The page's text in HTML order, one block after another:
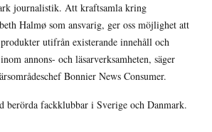
journalistik. Att kraftsamla kring
Halmø som ansvarig, ger oss möjlighet att
utifrån existerande innehåll och
annons- och läsarverksamheten, säger
Bonnier News Consumer.
berörda fackklubbar i Sverige och Danmark.